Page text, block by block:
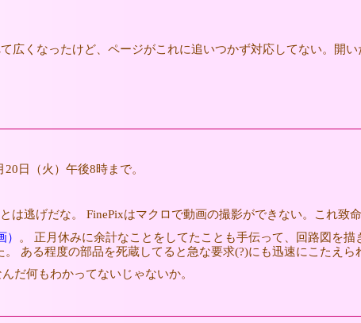
広くなったけど、ページがこれに追いつかず対応してない。開
日（火）午後8時まで。
逃げだな。 FinePixはマクロで動画の撮影ができない。これ致命
。 正月休みに余計なことをしてたことも手伝って、回路図を描
ある程度の部品を死蔵してると急な要求(?)にも迅速にこたえら
だ何もわかってないじゃないか。